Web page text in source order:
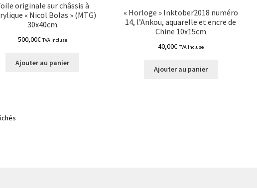
originale sur châssis à
« Nicol Bolas » (MTG)
30x40cm
500,00€ TVA Incluse
Ajouter au panier
« Horloge » Inktober2018 numéro
14, l’Ankou, aquarelle et encre de
Chine 10x15cm
40,00€ TVA Incluse
Ajouter au panier